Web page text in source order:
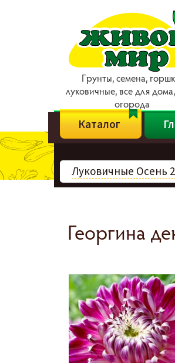
Гpyнты, ceмeнa,
лyкoвичныe, вce для
oгopoдa
Каталог
Луковичные Осень
Георгина